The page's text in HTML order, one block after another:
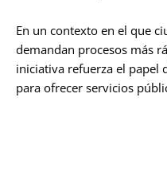
En un contexto en el que
demandan procesos más
iniciativa refuerza el papel
para ofrecer servicios